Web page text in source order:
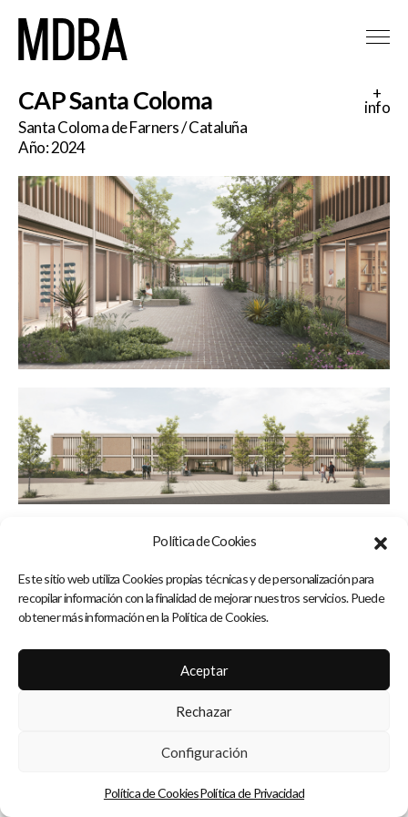
Política de Cookies
Este sitio web utiliza Cookies propias técnicas y de personalización para
recopilar información con la finalidad de mejorar nuestros servicios. Puede
obtener más información en la Política de Cookies.
Aceptar
Rechazar
Configuración
Política de CookiesPolítica de Privacidad
CAP Santa Coloma
Santa Coloma de Farners / Cataluña
Año: 2024
+
info